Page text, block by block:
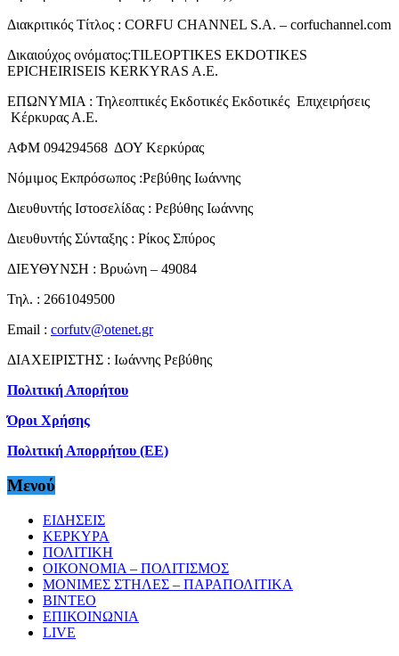
Διακριτικός Τίτλος : CORFU CHANNEL S.A. – corfuchannel.com
Δικαιούχος ονόματος:TILEOPTIKES EKDOTIKES
EPICHEIRISEIS KERKYRAS A.E.
ΕΠΩΝΥΜΙΑ : Τηλεοπτικές Εκδοτικές Εκδοτικές Επιχειρήσεις
Κέρκυρας Α.Ε.
ΑΦΜ 094294568 ΔΟΥ Κερκύρας
Νόμιμος Εκπρόσωπος :Ρεβύθης Ιωάννης
Διευθυντής Ιστοσελίδας : Ρεβύθης Ιωάννης
Διευθυντής Σύνταξης : Ρίκος Σπύρος
ΔΙΕΥΘΥΝΣΗ : Βρυώνη – 49084
Τηλ. : 2661049500
Email : corfutv@otenet.gr
ΔΙΑΧΕΙΡΙΣΤΗΣ : Ιωάννης Ρεβύθης
Πολιτική Απορήτου
Όροι Χρήσης
Πολιτική Απορρήτου (ΕΕ)
Μενού
ΕΙΔΗΣΕΙΣ
ΚΕΡΚΥΡΑ
ΠΟΛΙΤΙΚΗ
ΟΙΚΟΝΟΜΙΑ – ΠΟΛΙΤΙΣΜΟΣ
ΜΟΝΙΜΕΣ ΣΤΗΛΕΣ – ΠΑΡΑΠΟΛΙΤΙΚΑ
ΒΙΝΤΕΟ
ΕΠΙΚΟΙΝΩΝΙΑ
LIVE